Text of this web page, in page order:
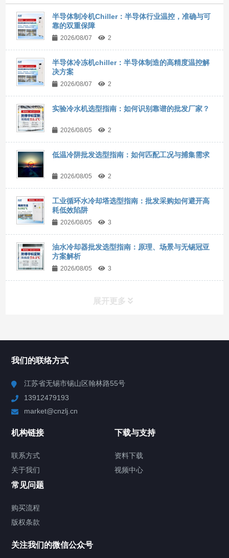
半导体制冷机Chiller：半导体行业温控，准确与可
靠的双重保障
2026/08/07 2
半导体冷冻机chiller：半导体制造的高精度温控解
决方案
2026/08/07 2
实验冷水机选型指南：如何识别靠谱的批发厂家？
2026/08/05 2
低温冷阱批发选型指南：如何匹配工况与捕集需求
2026/08/05 2
工业循环水冷却塔选型指南：批发采购如何避开高
耗低效陷阱
2026/08/05 3
油水冷却器批发选型指南：原理、场景与无锡冠亚
方案解析
2026/08/05 3
展开更多
Chiller高精度制冷循环器
TCU温度控制单元
Chiller气体控温系统
我们的联络方式
江苏省无锡市锡山区翰林路55号
13912479193
market@cnzlj.cn
机构链接
联系方式
关于我们
下载与支持
资料下载
视频中心
常见问题
购买流程
版权条款
关注我们的微信公众号